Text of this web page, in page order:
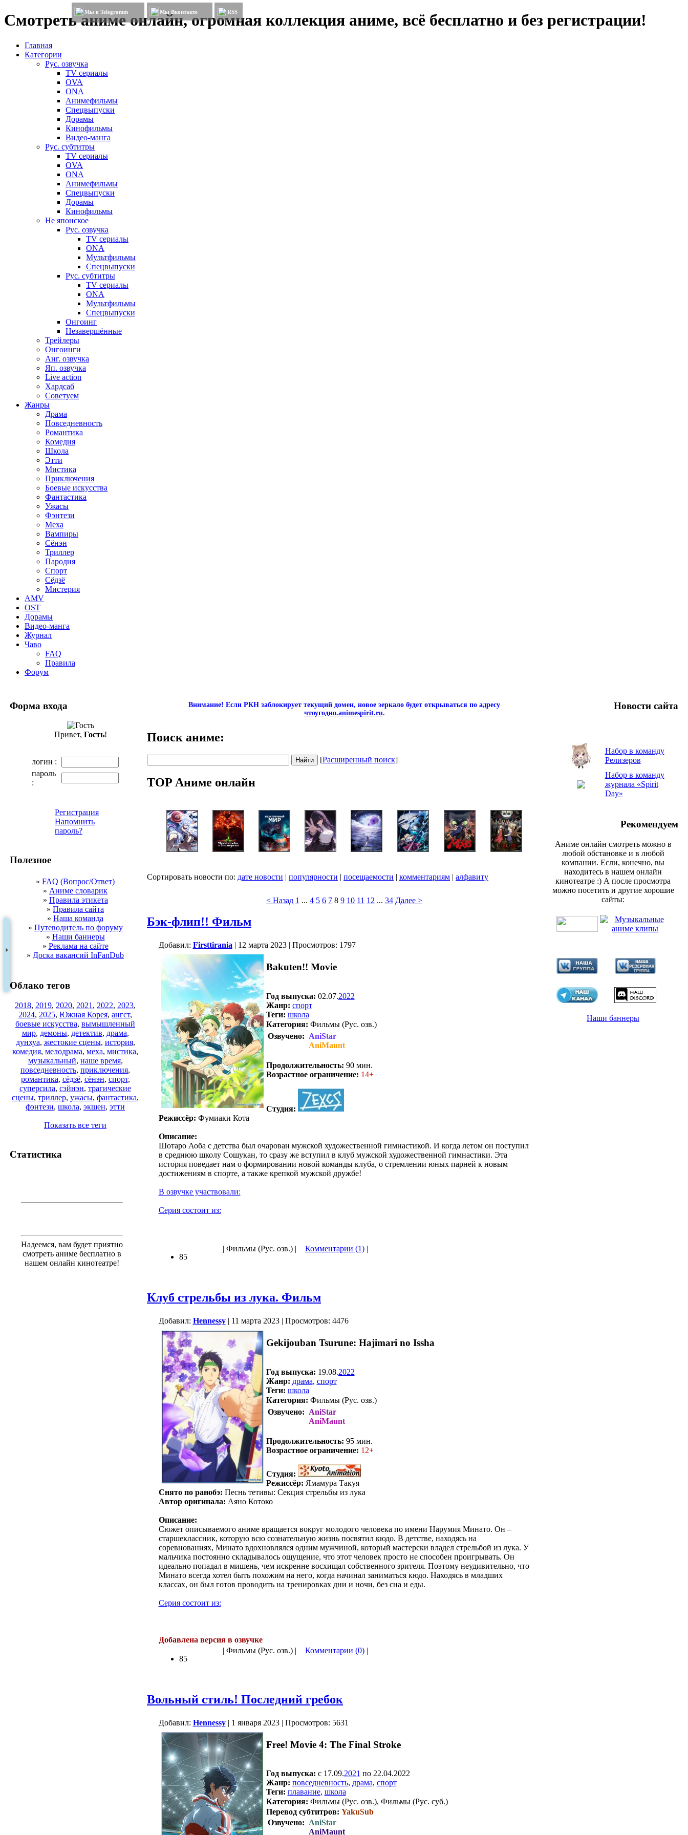
Смотреть аниме онлайн, огромная коллекция аниме, всё бесплатно и без регистрации!
Мы в Telegramm Мы Вконтакте RSS
Главная
Категории
Рус. озвучка
TV сериалы
OVA
ONA
Анимефильмы
Спецвыпуски
Дорамы
Кинофильмы
Видео-манга
Рус. субтитры
TV сериалы
OVA
ONA
Анимефильмы
Спецвыпуски
Дорамы
Кинофильмы
Не японское
Рус. озвучка
TV сериалы
ONA
Мультфильмы
Спецвыпуски
Рус. субтитры
TV сериалы
ONA
Мультфильмы
Спецвыпуски
Онгоинг
Незавершённые
Трейлеры
Онгоинги
Анг. озвучка
Яп. озвучка
Live action
Хардсаб
Советуем
Жанры
Драма
Повседневность
Романтика
Комедия
Школа
Этти
Мистика
Приключения
Боевые искусства
Фантастика
Ужасы
Фэнтези
Меха
Вампиры
Сёнэн
Триллер
Пародия
Спорт
Сёдзё
Мистерия
AMV
OST
Дорамы
Видео-манга
Журнал
Чаво
FAQ
Правила
Форум
Форма входа
Привет, Гость!
логин :
пароль
:
Регистрация
Напомнить
пароль?
Полезное
» FAQ (Вопрос/Ответ)
» Аниме словарик
» Правила этикета
» Правила сайта
» Наша команда
» Путеводитель по форуму
» Наши баннеры
» Реклама на сайте
» Доска вакансий InFanDub
Облако тегов
2018, 2019, 2020, 2021 , 2022, 2023,
2024, 2025, Южная Корея, ангст,
боевые искусства, вымышленный
мир, демоны, детектив, драма,
дунхуа, жестокие сцены, история,
комедия, мелодрама, меха, мистика,
музыкальный, наше время,
повседневность, приключения,
романтика, сёдзё, сёнэн, спорт,
суперсила, сэйнэн, трагические
сцены, триллер, ужасы, фантастика,
фэнтези, школа, экшен, этти
Показать все теги
Статистика
Надеемся, вам будет приятно
смотреть аниме бесплатно в
нашем онлайн кинотеатре!
Внимание! Если РКН заблокирует текущий домен, новое зеркало будет открываться по адресу
чтоугодно.animespirit.ru.
Поиск аниме:
[Расширенный поиск]
TOP Аниме онлайн
Сортировать новости по: дате новости | популярности | посещаемости | комментариям | алфавиту
< Назад 1 ... 4 5 6 7 8 9 10 11 12 ... 34 Далее >
Бэк-флип!! Фильм
Добавил: Firsttirania | 12 марта 2023 | Просмотров: 1797
Bakuten!! Movie
Год выпуска: 02.07.2022
Жанр: спорт
Теги: школа
Категория: Фильмы (Рус. озв.)
Озвучено: AniStar
AniMaunt
Продолжительность: 90 мин.
Возрастное ограничение: 14+
Студия:
Режиссёр: Фумиаки Кота
Описание:
Шотаро Аоба с детства был очарован мужской художественной гимнастикой. И когда летом он поступил
в среднюю школу Сошукан, то сразу же вступил в клуб мужской художественной гимнастики. Эта
история поведает нам о формировании новой команды клуба, о стремлении юных парней к новым
достижениям в спорте, а также крепкой мужской дружбе!
В озвучке участвовали:
Серия состоит из:
85
| Фильмы (Рус. озв.) | Комментарии (1)|
Клуб стрельбы из лука. Фильм
Добавил: Hennessy| 11 марта 2023 | Просмотров: 4476
Gekijouban Tsurune: Hajimari no Issha
Год выпуска: 19.08.2022
Жанр: драма, спорт
Теги: школа
Категория: Фильмы (Рус. озв.)
Озвучено: AniStar
AniMaunt
Продолжительность: 95 мин.
Возрастное ограничение: 12+
Студия:
Режиссёр: Ямамура Такуя
Снято по ранобэ: Песнь тетивы: Секция стрельбы из лука
Автор оригинала: Аяно Котоко
Описание:
Сюжет описываемого аниме вращается вокруг молодого человека по имени Нарумия Минато. Он –
старшеклассник, которую всю сознательную жизнь посвятил кюдо. В детстве, находясь на
соревнованиях, Минато вдохновлялся одним мужчиной, который мастерски владел стрельбой из лука. У
мальчика постоянно складывалось ощущение, что этот человек просто не способен проигрывать. Он
идеально попадал в мишень, чем искренне восхищал собственного зрителя. Поэтому неудивительно, что
Минато всегда хотел быть похожим на него, когда начинал заниматься кюдо. Находясь в младших
классах, он был готов проводить на тренировках дни и ночи, без сна и еды.
Серия состоит из:
Добавлена версия в озвучке
85
| Фильмы (Рус. озв.) | Комментарии (0)|
Вольный стиль! Последний гребок
Добавил: Hennessy| 1 января 2023 | Просмотров: 5631
Free! Movie 4: The Final Stroke
Год выпуска: c 17.09.2021 по 22.04.2022
Жанр: повседневность, драма, спорт
Теги: плавание, школа
Категория: Фильмы (Рус. озв.), Фильмы (Рус. суб.)
Перевод субтитров: YakuSub
Озвучено: AniStar
AniMaunt
Новости сайта
Набор в команду
Релизеров
Набор в команду
журнала «Spirit
Day»
Рекомендуем
Аниме онлайн смотреть можно в
любой обстановке и в любой
компании. Если, конечно, вы
находитесь в нашем онлайн
кинотеатре :) А после просмотра
можно посетить и другие хорошие
сайты:
Наши баннеры